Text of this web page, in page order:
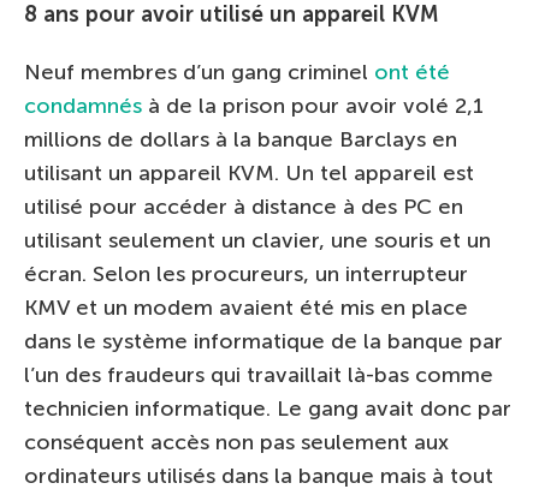
8 ans pour avoir utilisé un appareil KVM
Neuf membres d’un gang criminel ont été
condamnés à de la prison pour avoir volé 2,1
millions de dollars à la banque Barclays en
utilisant un appareil KVM. Un tel appareil est
utilisé pour accéder à distance à des PC en
utilisant seulement un clavier, une souris et un
écran. Selon les procureurs, un interrupteur
KMV et un modem avaient été mis en place
dans le système informatique de la banque par
l’un des fraudeurs qui travaillait là-bas comme
technicien informatique. Le gang avait donc par
conséquent accès non pas seulement aux
ordinateurs utilisés dans la banque mais à tout